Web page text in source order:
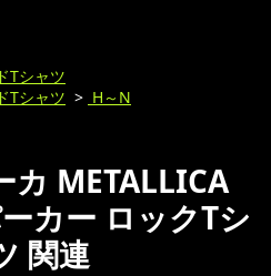
Tシャツ
Tシャツ > H～N
カ METALLICA
カー ロックTシ
関連